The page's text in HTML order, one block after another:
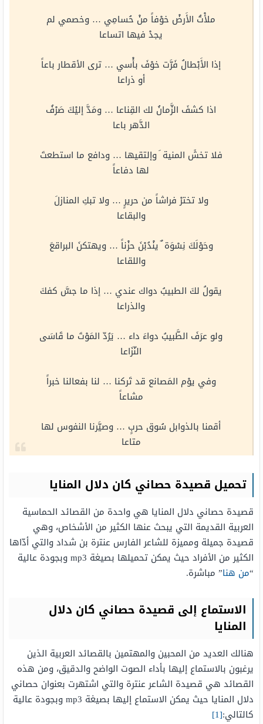
ملأْتُ الأَرضْ خوْفاً منْ حُسامِي … وخصمي لم
يجدْ فيها اتساعا
إذا الأَبْطالُ فَرَّت خوْفَ بأْسي … ترى الأقطار باعاً
أو ذراعا
اذا كشفَ الزَّمانُ لك القِناعا … ومَدَّ إليْكَ صَرْفُ
الدَّهر باعا
فلا تخشَ المنية َ وإلتقيها … ودافع ما استطعتَ
لها دفاعاً
ولا تخترْ فراشاً من حريرٍ … ولا تبكِ المنازلَ
والبقاعا
وحَوْلَكَ نِسْوَة ٌ ينْدُبْنَ حزْناً … ويهتكنَ البراقعَ
واللقاعا
يقولُ لكَ الطبيبُ دواك عندي … إذا ما جسَّ كفكَ
والذراعا
ولو عرَفَ الطَّبيبُ دواءَ داء … يَرُدّ المَوْتَ ما قَاسَى
النّزَاعا
وفي يوْم المَصانع قد تَركنا … لنا بفعالنا خبراً
مشاعاً
أقمنا بالذوابل سُوق حربٍ … وصيَّرنا النفوس لها
متاعا
تحميل قصيدة حصاني كان دلال المنايا
قصيدة حصاني دلال المنايا هي واحدة من القصائد الحماسية
العربية القديمة التي يبحث عنها الكثير من الأشخاص، وهي
قصيدة جميلة ومميزة للشاعر الفارس عنترة بن شداد والتي أدّاها
الكثير من الأفراد حيث يمكن تحميلها بصيغة mp3 وبجودة عالية
“من هنا” مباشرة.
الاستماع إلى قصيدة حصاني كان دلال
المنايا
هنالك العديد من المحبين والمهتمين بالقصائد العربية الذين
يرغبون بالاستماع إليها بأداء الصوت الواضح والدقيق، ومن هذه
القصائد هي قصيدة الشاعر عنترة والتي اشتهرت بعنوان حصاني
دلال المنايا حيث يمكن الاستماع إليها بصيغة mp3 وبجودة عالية
كالتالي:[1]